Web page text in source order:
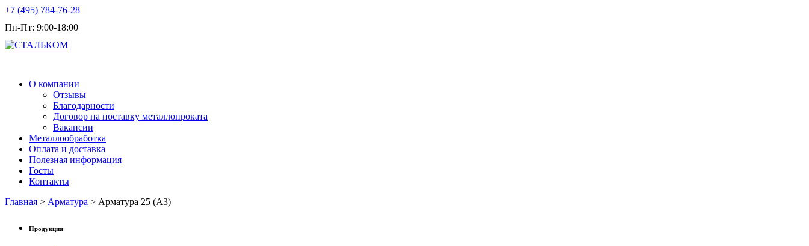
+7 (495) 784-76-28
Пн-Пт: 9:00-18:00
О компании
Отзывы
Благодарности
Договор на поставку металлопроката
Вакансии
Металлообработка
Оплата и доставка
Полезная информация
Госты
Контакты
Главная > Арматура > Арматура 25 (А3)
Продукция